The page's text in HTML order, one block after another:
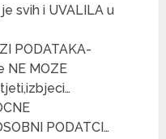
svih i UVALILA u
PODATAKA-
NE MOZE
PODATCI…